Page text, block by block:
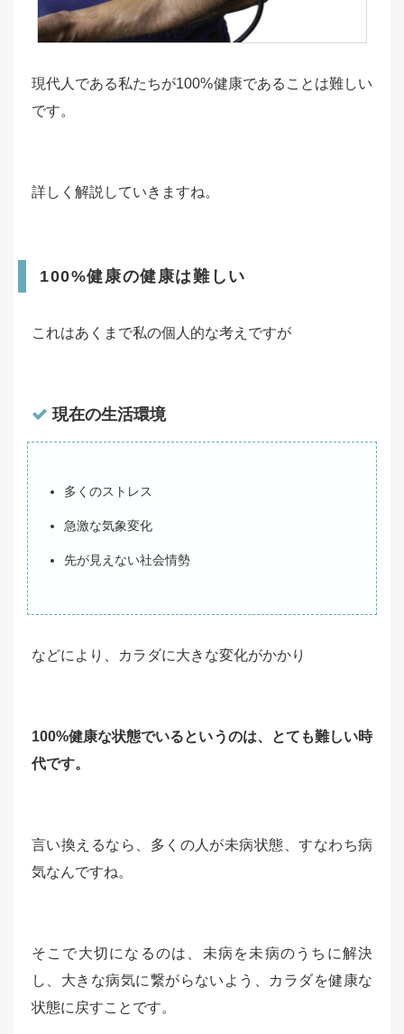
現代人である私たちが100%健康であることは難しい
です。
詳しく解説していきますね。
100%健康の健康は難しい
これはあくまで私の個人的な考えですが
現在の生活環境
多くのストレス
急激な気象変化
先が見えない社会情勢
などにより、カラダに大きな変化がかかり
100%健康な状態でいるというのは、とても難しい時
代です。
言い換えるなら、多くの人が未病状態、すなわち病
気なんですね。
そこで大切になるのは、未病を未病のうちに解決
し、大きな病気に繋がらないよう、カラダを健康な
状態に戻すことです。